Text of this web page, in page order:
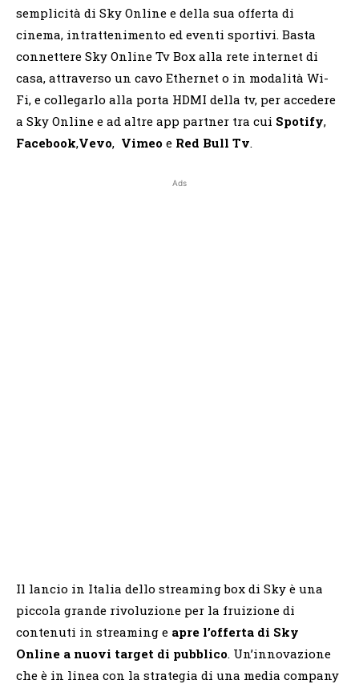
semplicità di Sky Online e della sua offerta di
cinema, intrattenimento ed eventi sportivi. Basta
connettere Sky Online Tv Box alla rete internet di
casa, attraverso un cavo Ethernet o in modalità Wi-
Fi, e collegarlo alla porta HDMI della tv, per accedere
a Sky Online e ad altre app partner tra cui Spotify,
Facebook,Vevo, Vimeo e Red Bull Tv.
Ads
Il lancio in Italia dello streaming box di Sky è una
piccola grande rivoluzione per la fruizione di
contenuti in streaming e apre l’offerta di Sky
Online a nuovi target di pubblico. Un’innovazione
che è in linea con la strategia di una media company